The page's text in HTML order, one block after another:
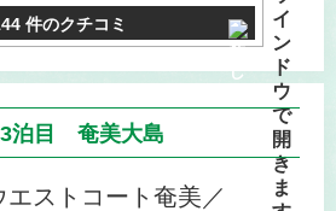
件のクチコミ
泊目 奄美大島
エストコート奄美／